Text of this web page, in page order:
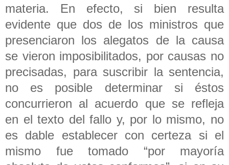
materia. En efecto, si bien resulta
evidente que dos de los ministros que
presenciaron los alegatos de la causa
se vieron imposibilitados, por causas no
precisadas, para suscribir la sentencia,
no es posible determinar si éstos
concurrieron al acuerdo que se refleja
en el texto del fallo y, por lo mismo, no
es dable establecer con certeza si el
mismo fue tomado “por mayoría